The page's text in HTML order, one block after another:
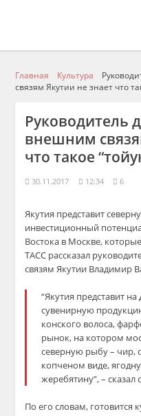
Главная Культура
связям Якутии не знает что
Руководитель
внешним
что такое
30.11.2017 12:34 6
Якутия представит
инвестиционный
Востока в Москве,
ТАСС рассказал
связям Якутии Владимир
“Якутия представит
сувенирную
конского волоса,
рынок, на котором
северную рыбу –
копченом виде,
жеребятину”, – сказал
По его словам, готовится